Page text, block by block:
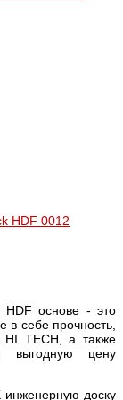
HDF 0012
основе - это
в себе прочность,
HI TECH, а также
и выгодную цену
инженерную доску